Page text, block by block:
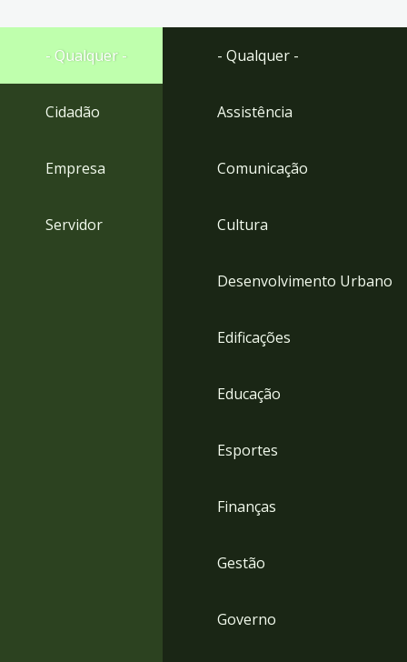
Ir
rodapé
- Qualquer -
Cidadão
Empresa
Servidor
- Qualquer -
Assistência
Comunicação
Cultura
Desenvolvimento Urbano
Edificações
Educação
Esportes
Finanças
Gestão
Governo